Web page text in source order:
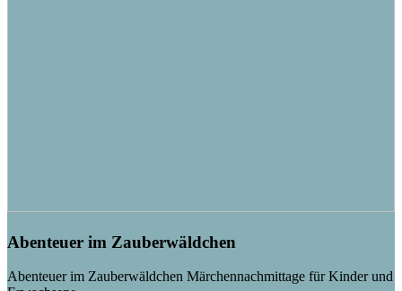
Abenteuer im Zauberwäldchen
Abenteuer im Zauberwäldchen Märchennachmittage für Kinder und